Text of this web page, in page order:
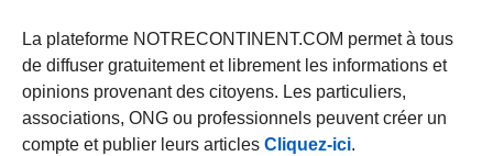
La plateforme NOTRECONTINENT.COM permet à tous
de diffuser gratuitement et librement les informations et
opinions provenant des citoyens. Les particuliers,
associations, ONG ou professionnels peuvent créer un
compte et publier leurs articles Cliquez-ici.